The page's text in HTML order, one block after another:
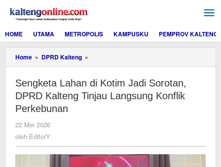
konten
HOME
UTAMA METROPOLIS KAMPUSKU PEMPROV KALTENG
Home » DPRD Kalteng »
Lahan
Kotim
Jadi
Sorotan,
Konflik
Perkebunan
Sengketa Lahan di Kotim Jadi Sorotan,
DPRD Kalteng Tinjau Langsung Konflik
Perkebunan
22 Mei 2026
oleh EditorY